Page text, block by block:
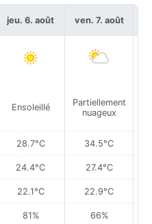
jeu. 6. août
Ensoleillé
28.7°C
24.4°C
22.1°C
81%
ven. 7. août
Partiellement
nuageux
34.5°C
27.4°C
22.9°C
66%